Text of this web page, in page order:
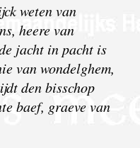
weten van
heere van
jacht in pacht is
van wondelghem,
den bisschop
baef, graeve van